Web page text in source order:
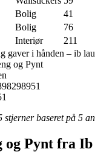
Bolig 41
Bolig 76
Interiør 211
gaver i hånden – ib
og Pynt
stjerner baseret på 5
og Pynt fra